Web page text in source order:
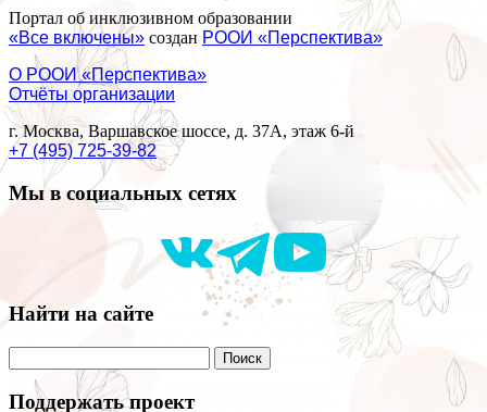
Портал об инклюзивном образовании
«Все включены» создан РООИ «Перспектива»
О РООИ «Перспектива»
Отчёты организации
г. Москва, Варшавское шоссе, д. 37А, этаж 6-й
+7 (495) 725-39-82
Мы в социальных сетях
Найти на сайте
Поддержать проект